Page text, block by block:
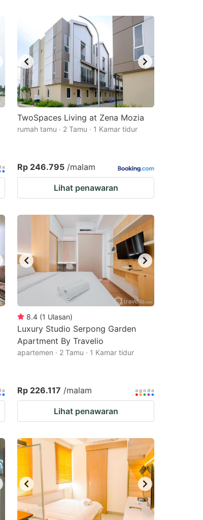
TwoSpaces Living at Zena Mozia
rumah tamu · 2 Tamu · 1 Kamar tidur
Rp 246.795 /malam
Lihat penawaran
8.4 (1 Ulasan)
Luxury Studio Serpong Garden
Apartment By Travelio
apartemen · 2 Tamu · 1 Kamar tidur
Rp 226.117 /malam
Lihat penawaran